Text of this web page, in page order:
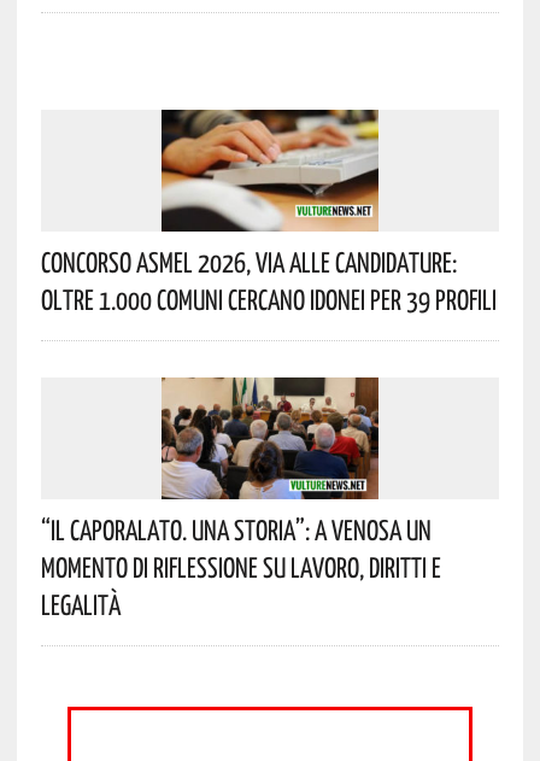
Concorso Asmel 2026, Via Alle Candidature:
Oltre 1.000 Comuni Cercano Idonei Per 39 Profili
“Il Caporalato. Una Storia”: A Venosa Un
Momento Di Riflessione Su Lavoro, Diritti E
Legalità